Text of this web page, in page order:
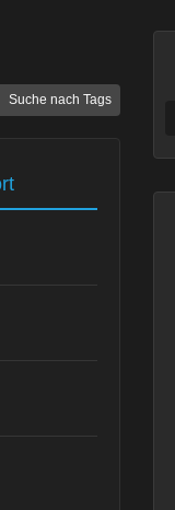
Suche nach Tags